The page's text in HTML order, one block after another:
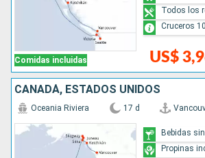
Comidas incluidas US$
Todos los
Cruceros
CANADÁ, ESTADOS UNIDOS
Oceania Riviera 17 d
Bebidas
Propinas